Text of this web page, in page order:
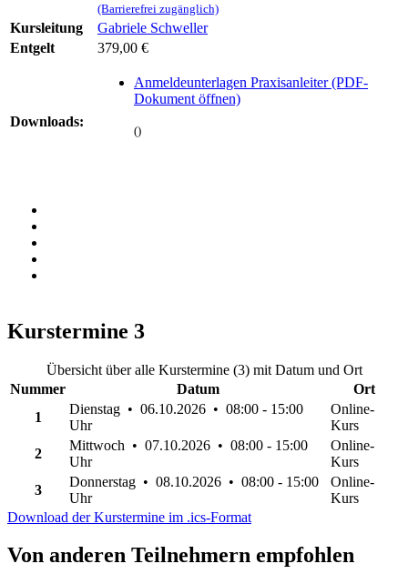
(Barrierefrei zugänglich)
Kursleitung
Gabriele Schweller
Entgelt
379,00 €
Downloads:
Anmeldeunterlagen Praxisanleiter (PDF-
Dokument öffnen)
()
Kurstermine 3
Übersicht über alle Kurstermine (3) mit Datum und Ort
Nummer
Datum
Ort
1
Dienstag • 06.10.2026 • 08:00 - 15:00
Uhr
Online-
Kurs
2
Mittwoch • 07.10.2026 • 08:00 - 15:00
Uhr
Online-
Kurs
3
Donnerstag • 08.10.2026 • 08:00 - 15:00
Uhr
Online-
Kurs
Download der Kurstermine im .ics-Format
Von anderen Teilnehmern empfohlen